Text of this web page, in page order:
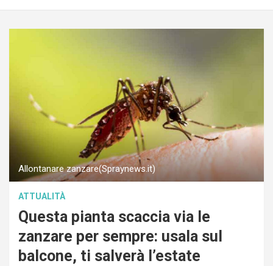
Allontanare zanzare(Spraynews.it)
ATTUALITÀ
Questa pianta scaccia via le
zanzare per sempre: usala sul
balcone, ti salverà l’estate